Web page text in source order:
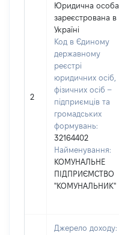
2
Юридична особа,
зареєстрована в
Україні
Код в Єдиному
державному
реєстрі
юридичних осіб,
фізичних осіб –
підприємців та
громадських
формувань:
32164402
Найменування:
КОМУНАЛЬНЕ
ПІДПРИЄМСТВО
"КОМУНАЛЬНИК"
Джерело доходу: